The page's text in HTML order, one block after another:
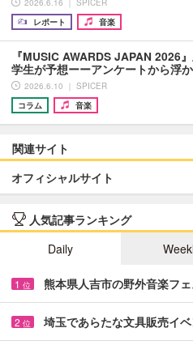
レポート
音楽
『MUSIC AWARDS JAPAN 2026
学生が予想ーーアンケートから浮
2026.6.10 ｜ SPICER
コラム
音楽
関連サイト
オフィシャルサイト
人気記事ランキング
Daily
1 位 熊本県人吉市の野外音楽フ
2 位 埼玉であらたな文具販売イ